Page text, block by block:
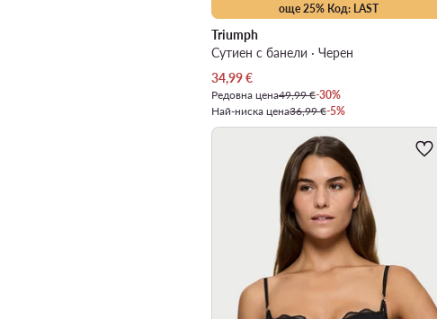
още 25% Код: LAST
Triumph
Сутиен с банели · Черен
Актуална цена
34,99€
Редовна цена49,99 €-30%
Най-ниска цена36,99 €-5%